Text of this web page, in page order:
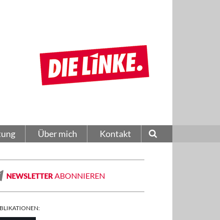
Über mich Kontakt
NEWSLETTER ABONNIEREN